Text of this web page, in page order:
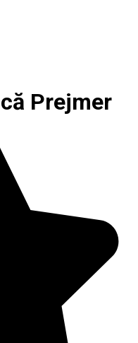
Prejmer